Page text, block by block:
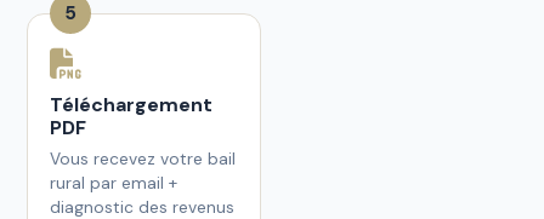
5
Téléchargement
PDF
Vous recevez votre bail
rural par email +
diagnostic des revenus